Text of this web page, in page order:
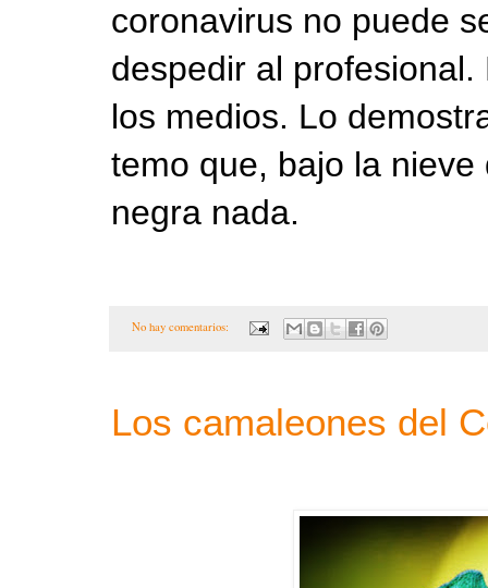
coronavirus no puede
despedir al
los medios. Lo
temo que, bajo la
negra nada.
No hay comentarios:
Los camaleones del